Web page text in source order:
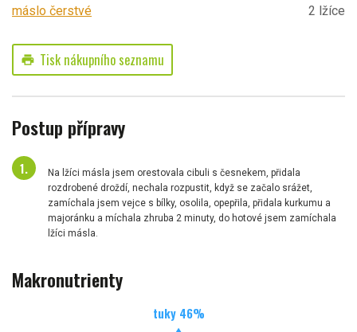
máslo čerstvé
2 lžíce
print Tisk nákupního seznamu
Postup přípravy
Na lžíci másla jsem orestovala cibuli s česnekem, přidala
rozdrobené droždí, nechala rozpustit, když se začalo srážet,
zamíchala jsem vejce s bílky, osolila, opepřila, přidala kurkumu a
majoránku a míchala zhruba 2 minuty, do hotové jsem zamíchala
lžíci másla.
Makronutrienty
tuky 46%